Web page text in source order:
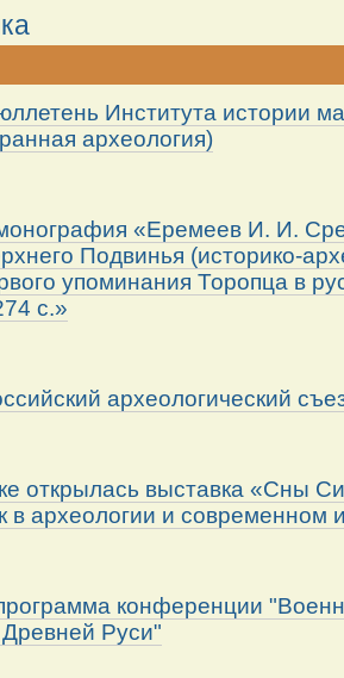
Института истории
археология)
«Еремеев И. И.
Подвинья (историко-
упоминания Торопца в
с.»
археологический
открылась выставка «Сны
в археологии и современном
конференции
Руси"